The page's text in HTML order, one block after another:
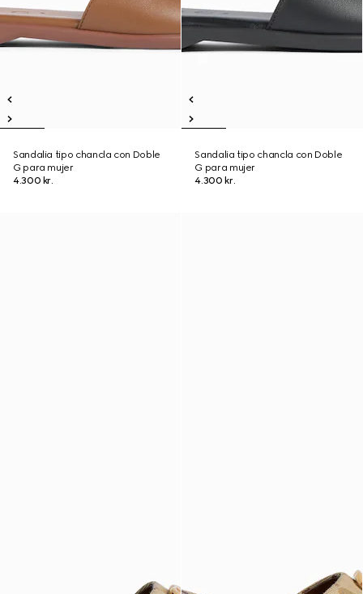
Sandalia tipo chancla con Doble
G para mujer
4.300 kr.
Sandalia tipo chancla con Doble
G para mujer
4.300 kr.